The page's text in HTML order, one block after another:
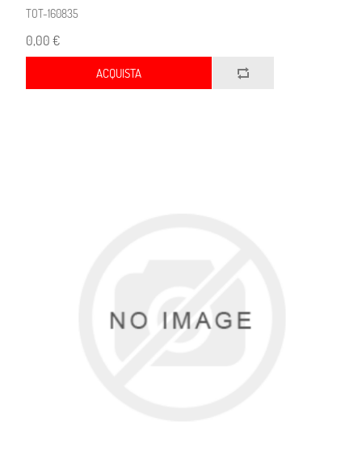
TOT-160835
0,00 €
ACQUISTA